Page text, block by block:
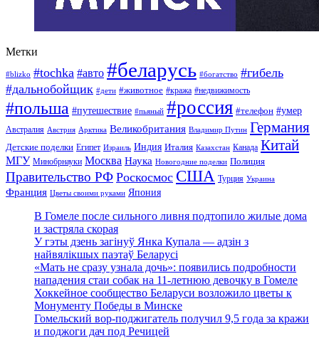
Метки
#blizko #tochka #авто #беларусь #богатство #гибель
#дальнобойщик #дети #животное #кража #недвижимость
#польша #путешествие #пьяный #россия #телефон #умер
Австралия Австрия Арктика Великобритания Владимир Путин Германия
Детские поделки Египет Израиль Индия Италия Казахстан Канада Китай
МГУ Минобрнауки Москва Наука Новогодние поделки Полиция
Правительство РФ Роскосмос США Турция Украина
Франция Цветы своими руками Япония
В Гомеле после сильного ливня подтопило жилые дома
и застряла скорая
У гэты дзень загінуў Янка Купала — адзін з
найвялікшых паэтаў Беларусі
«Мать не сразу узнала дочь»: появились подробности
нападения стаи собак на 11-летнюю девочку в Гомеле
Хоккейное сообщество Беларуси возложило цветы к
Монументу Победы в Минске
Гомельский вор-поджигатель получил 9,5 года за кражи
и поджоги дач под Речицей